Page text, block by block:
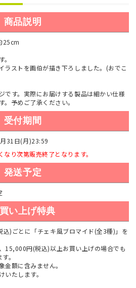
商品説明
25cm
ラストを画伯が描き下ろしました。(おでこ
です。実際にお届けする製品は細かい仕様
予めご了承ください。
受付期間
31日(月)23:59
り次第販売終了となります。
発送予定
い上げ特典
)ごとに「チェキ風ブロマイド(全3種)」を
15,000円(税込)以上お買い上げの場合でも
。
額に含みません。
たします。